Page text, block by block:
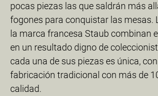
pocas piezas las que saldrán más
fogones para conquistar las mesas.
la marca francesa Staub combinan
en un resultado digno de
cada una de sus piezas es única,
fabricación tradicional con más de
calidad.